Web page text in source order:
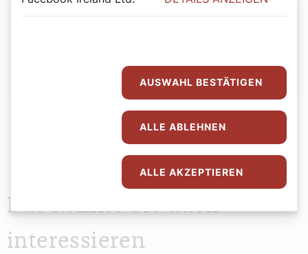
Das könnte Sie auch
interessieren
AUSWAHL BESTÄTIGEN
ALLE ABLEHNEN
ALLE AKZEPTIEREN